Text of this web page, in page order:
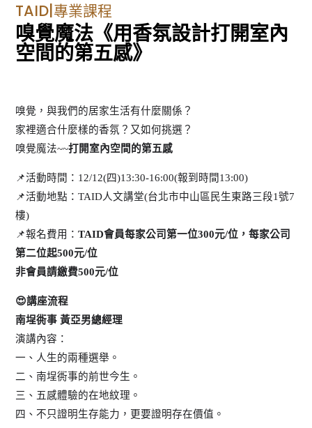
TAID|專業課程
嗅覺魔法《用香氛設計打開室內
空間的第五感》
嗅覺，與我們的居家生活有什麼關係？
家裡適合什麼樣的香氛？又如何挑選？
嗅覺魔法~~打開室內空間的第五感
📌活動時間：12/12(四)13:30-16:00(報到時間13:00)
📌活動地點：TAID人文講堂(台北市中山區民生東路三段1號7
樓)
📌報名費用： TAID會員每家公司第一位300元/位， 每家公司
第二位起500元/位
非會員請繳費500元/位
😍講座流程
南埕衖事 黃亞男總經理
演講內容：
一、人生的兩種選舉。
二、南埕衖事的前世今生。
三、五感體驗的在地紋理。
四、不只證明生存能力，更要證明存在價值。